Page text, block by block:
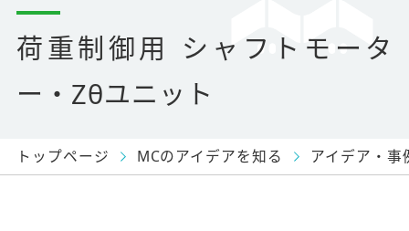
荷重制御用 シャフトモータ
ー・Zθユニット
トップページ MCのアイデアを知る アイデア・事